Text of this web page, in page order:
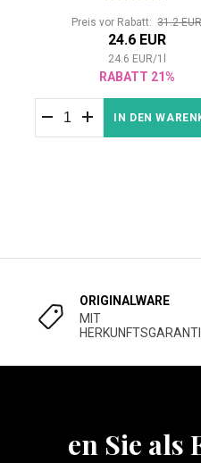
Preis vor Rabatt:31.2
24.6 EUR
24.6 EUR/1
RABATT 21%
IN DEN
ORIGINALWARE
MIT
Erfahren Sie als